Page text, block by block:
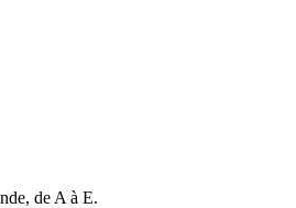
de A à E.